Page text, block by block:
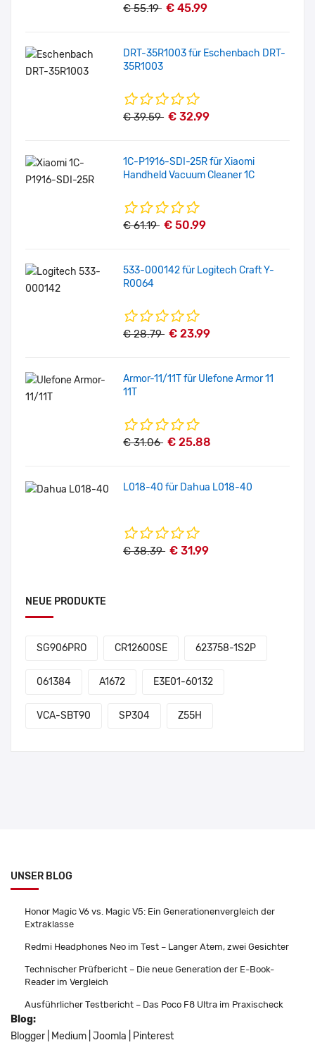
€ 55.19 € 45.99
DRT-35R1003 für Eschenbach DRT-
35R1003
€ 39.59 € 32.99
1C-P1916-SDI-25R für Xiaomi
Handheld Vacuum Cleaner 1C
€ 61.19 € 50.99
533-000142 für Logitech Craft Y-
R0064
€ 28.79 € 23.99
Armor-11/11T für Ulefone Armor 11
11T
€ 31.06 € 25.88
L018-40 für Dahua L018-40
€ 38.39 € 31.99
NEUE PRODUKTE
SG906PRO CR12600SE 623758-1S2P
061384 A1672 E3E01-60132
VCA-SBT90 SP304 Z55H
UNSER BLOG
Honor Magic V6 vs. Magic V5: Ein Generationenvergleich der
Extraklasse
Redmi Headphones Neo im Test – Langer Atem, zwei Gesichter
Technischer Prüfbericht – Die neue Generation der E-Book-
Reader im Vergleich
Ausführlicher Testbericht – Das Poco F8 Ultra im Praxischeck
Blog:
Blogger
Medium Joomla Pinterest